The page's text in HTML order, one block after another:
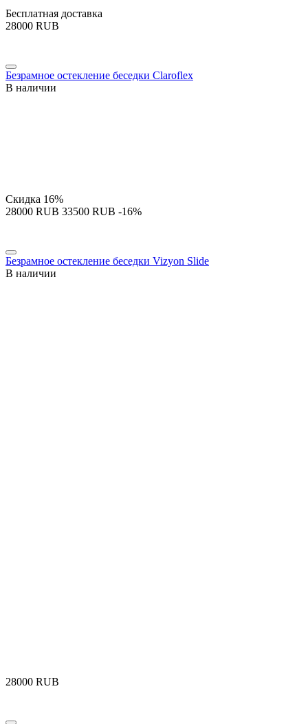
Бесплатная доставка
‍28000‍ RUB
Безрамное остекление беседки Claroflex
В наличии
Скидка 16%
‍28000‍ RUB ‍33500‍ RUB -16%
Безрамное остекление беседки Vizyon Slide
В наличии
‍28000‍ RUB